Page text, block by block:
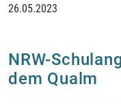
26.05.2023
NRW-
dem Qualm